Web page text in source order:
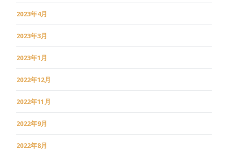
2023年4月
2023年3月
2023年1月
2022年12月
2022年11月
2022年9月
2022年8月